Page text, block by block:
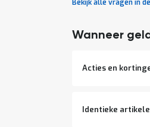
Bekijk alle vragen in
Wanneer
Acties en
Identieke